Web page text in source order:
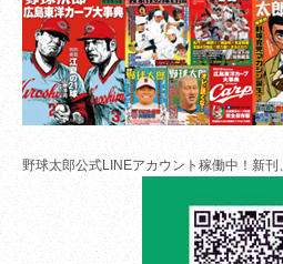
野球太郎公式LINEアカウント稼働中！新